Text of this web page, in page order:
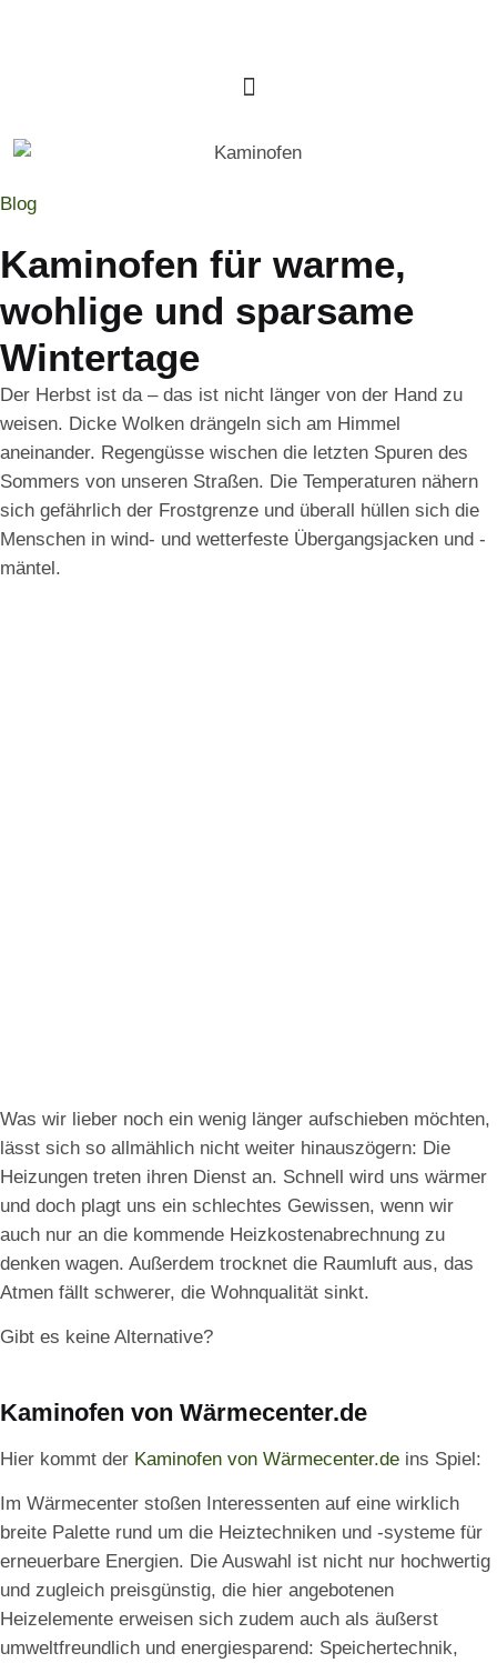
Blog
Kaminofen für warme,
wohlige und sparsame
Wintertage
Der Herbst ist da – das ist nicht länger von der Hand zu
weisen. Dicke Wolken drängeln sich am Himmel
aneinander. Regengüsse wischen die letzten Spuren des
Sommers von unseren Straßen. Die Temperaturen nähern
sich gefährlich der Frostgrenze und überall hüllen sich die
Menschen in wind- und wetterfeste Übergangsjacken und -
mäntel.
Was wir lieber noch ein wenig länger aufschieben möchten,
lässt sich so allmählich nicht weiter hinauszögern: Die
Heizungen treten ihren Dienst an. Schnell wird uns wärmer
und doch plagt uns ein schlechtes Gewissen, wenn wir
auch nur an die kommende Heizkostenabrechnung zu
denken wagen. Außerdem trocknet die Raumluft aus, das
Atmen fällt schwerer, die Wohnqualität sinkt.
Gibt es keine Alternative?
Kaminofen von Wärmecenter.de
Hier kommt der Kaminofen von Wärmecenter.de ins Spiel:
Im Wärmecenter stoßen Interessenten auf eine wirklich
breite Palette rund um die Heiztechniken und -systeme für
erneuerbare Energien. Die Auswahl ist nicht nur hochwertig
und zugleich preisgünstig, die hier angebotenen
Heizelemente erweisen sich zudem auch als äußerst
umweltfreundlich und energiesparend: Speichertechnik,